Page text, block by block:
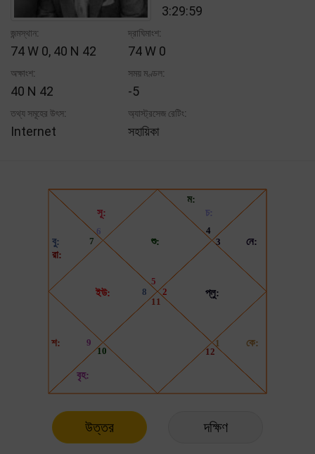
3:29:59
জন্মস্থান:
74 W 0, 40 N 42
দ্রাঘিমাংশ:
74 W 0
অক্ষাংশ:
40 N 42
সময় মণ্ডল:
-5
তথ্য সমূহের উৎস:
Internet
অ্যাস্ট্রসেজ রেটিং:
সহায়িকা
উত্তর দক্ষিণ